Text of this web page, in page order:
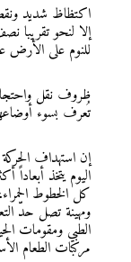
اكتظاظ شديد
إلا لنحو تقريبا
للنوم على الأرض
ظروف نقل
تُعرف بسوء
إن استهداف
اليوم يتخذ
كل الخطوط
ومهينة تصل حدّ
الطبي ومقومات
مركبات الطعام